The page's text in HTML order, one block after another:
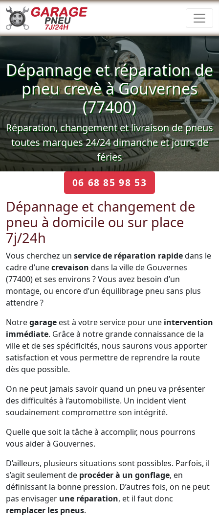
Dépannage et réparation de
pneu crevè à Gouvernes
(77400)
Réparation, changement et livraison de pneus
toutes marques 24/24 dimanche et jours de
féries
06 68 85 98 53
Dépannage et changement de
pneu à domicile ou sur place
7j/24h
Vous cherchez un service de réparation rapidedans le
cadre d’unecrevaison dans la ville de Gouvernes
(77400) et ses environs ? Vous avez besoin d’un
montage, ou encore d’un équilibrage pneu sans plus
attendre ?
Notregarage est à votre service pour une intervention
immédiate. Grâce à notre grande connaissance de la
ville et de ses spécificités, nous saurons vous apporter
satisfaction et vous permettre de reprendre la route
dès que possible.
On ne peut jamais savoir quand un pneu va présenter
des difficultés à l’automobiliste. Un incident vient
soudainement compromettre son intégrité.
Quelle que soit la tâche à accomplir, nous pourrons
vous aider à Gouvernes.
D’ailleurs, plusieurs situations sont possibles. Parfois, il
s’agit seulement de procéder à un gonflage, en
définissant la bonne pression. D’autres fois, on ne peut
pas envisager une réparation, et il faut donc
remplacer les pneus.